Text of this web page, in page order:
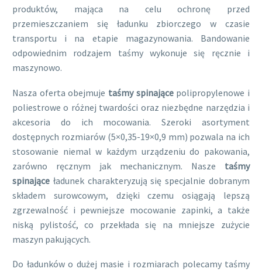
produktów, mająca na celu ochronę przed
przemieszczaniem się ładunku zbiorczego w czasie
transportu i na etapie magazynowania. Bandowanie
odpowiednim rodzajem taśmy wykonuje się ręcznie i
maszynowo.
Nasza oferta obejmuje taśmy spinającepolipropylenowe i
poliestrowe o różnej twardości oraz niezbędne narzędzia i
akcesoria do ich mocowania. Szeroki asortyment
dostępnych rozmiarów (5×0,35-19×0,9 mm) pozwala na ich
stosowanie niemal w każdym urządzeniu do pakowania,
zarówno ręcznym jak mechanicznym. Nasze taśmy
spinające ładunek charakteryzują się specjalnie dobranym
składem surowcowym, dzięki czemu osiągają lepszą
zgrzewalność i pewniejsze mocowanie zapinki, a także
niską pylistość, co przekłada się na mniejsze zużycie
maszyn pakujących.
Do ładunków o dużej masie i rozmiarach polecamy taśmy